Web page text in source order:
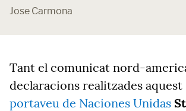
Jose Carmona
Tant el comunicat nord-
declaracions realitzades
portaveu de Naciones Unidas